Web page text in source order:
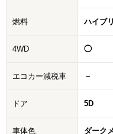
燃料 ハイブ
4WD ◯
エコカー減税車 －
ドア 5D
車体色 ダーク